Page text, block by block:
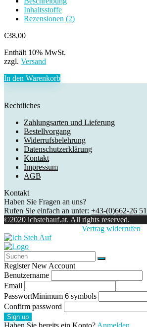
Inhaltsstoffe
Rezensionen (2)
€38,00
Enthält 10% MwSt.
zzgl. Versand
In den Warenkorb
Rechtliches
Zahlungsarten und Lieferung
Bestellvorgang
Widerrufsbelehrung
Datenschutzerklärung
Kontakt
Impressum
AGB
Kontakt
Haben Sie Fragen an uns?
Rufen Sie einfach an unter: +43-(0)662-26
©2020 ichstehauf.at. All rights reserved.
Vertrag widerrufen
Register New Account
Benutzername
Email
PasswortMinimum 6 symbols
Confirm password
Sign up
Haben Sie bereits ein Konto? Anmelden